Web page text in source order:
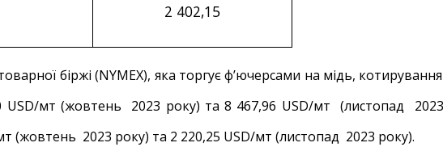
2 402,15
біржі (NYMEX), яка торгує ф’ючерсами на мідь,
USD/мт (жовтень 2023 року) та 8 467,96 USD/мт (листопад
(жовтень 2023 року) та 2 220,25 USD/мт (листопад 2023 року).